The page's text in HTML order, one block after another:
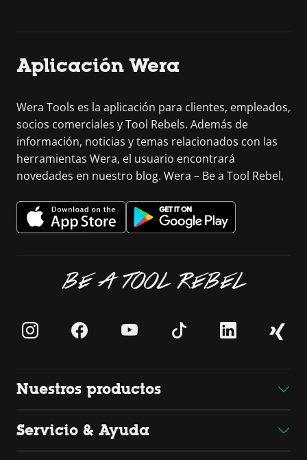
Aplicación Wera
Wera Tools es la aplicación para clientes, empleados,
socios comerciales y Tool Rebels. Además de
información, noticias y temas relacionados con las
herramientas Wera, el usuario encontrará
novedades en nuestro blog. Wera – Be a Tool Rebel.
BE A TOOL REBEL
Nuestros productos
Servicio & Ayuda